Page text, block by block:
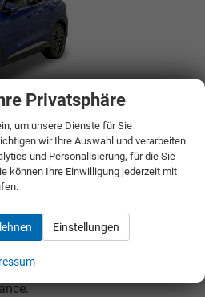
kombiniertkompromisslose
Linienführung eines
die dynamische Dachlinie
Auftritt. Der SQ5
Wahlfür alle, dieDynamik
Fahrspaß und Premium-
Privatsphäre
um unsere Dienste für Sie
wir Ihre Auswahl und verarbeiten
und Personalisierung, für die Sie
können Ihre Einwilligung jederzeit mit
Einstellungen